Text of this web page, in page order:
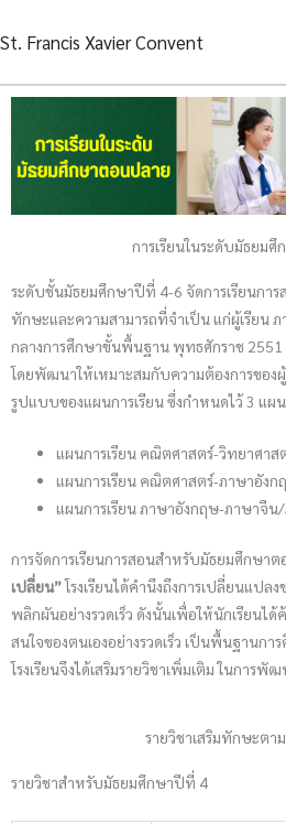
to
St. Francis Xavier Convent
การเรียนในระดับมัธยม
ระดับชั้นมัธยมศึกษาปีที่ 4-6 จัดการเรียนกา
ทักษะและความสามารถที่จำเป็น แก่ผู้เรียน
กลางการศึกษาขั้นพื้นฐาน พุทธศักราช
โดยพัฒนาให้เหมาะสมกับความต้องการของผู้
รูปแบบของแผนการเรียน ซึ่งกำหนดไว้ 3 แผน
แผนการเรียน คณิตศาสตร์-วิทยาศาส
แผนการเรียน คณิตศาสตร์-ภาษาอังก
แผนการเรียน ภาษาอังกฤษ-ภาษาจีน/
การจัดการเรียนการสอนสำหรับมัธยมศึกษา
เปลี่ยน”โรงเรียนได้คำนึงถึงการเปลี่ยนแปล
พลิกผันอย่างรวดเร็ว ดังนั้นเพื่อให้นักเรียน
สนใจของตนเองอย่างรวดเร็ว เป็นพื้นฐานก
โรงเรียนจึงได้เสริมรายวิชาเพิ่มเติม ในการ
รายวิชาเสริมทักษะตา
รายวิชาสำหรับมัธยมศึกษาปีที่ 4